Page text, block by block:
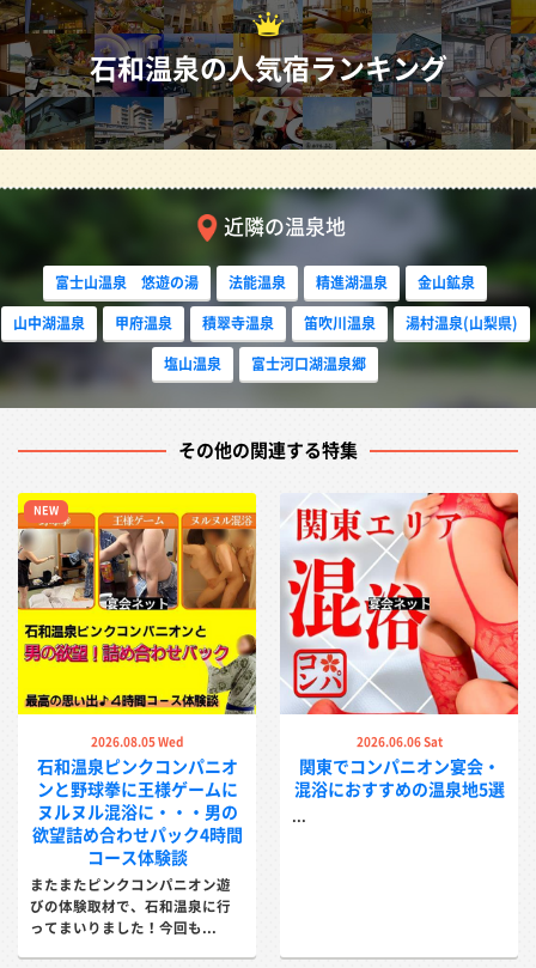
圧倒的人気のスーパーコンパニオン
スーパーコンパニオン対応旅館3選
萌え萌えキュンキュン♥コスチームコンパニオン
コスチュームコンパニオン対応旅館2選
ノーマルコンパニオン人気旅館3選
石和温泉発の王道の立寄り先
石和温泉への交通アクセス
石和温泉のコンパプラン一覧を見る
コンパニオンなしでは語れない石和温
泉
石和温泉で対応するコンパニオンの種類は、スーパーコン
パニオンとコスチュームコンパニオンとノーマルコンパニ
オンの三種類です。この石和温泉は首都圏のお客様から人
気のエリアで、その中でもスーパーコンパニオンのプラン
が一番の人気を集めています。
石和温泉のスーパーコンパニオンは、全国的に見て若い子
の比率が高い傾向にあります。サービスも抜群で、首都圏
に比較的近いこともあり、質のいい女の子を確保しやすい
と言う利点があります。
コンパニオンでよくある失敗
石和温泉の人気宿ランキング
近隣の温泉地
富士山温泉 悠遊の湯 法能温泉 精進湖温泉
金山鉱泉
山中湖温泉
甲府温泉 積翠寺温泉 笛吹川温泉
湯村温泉(山梨県)
塩山温泉
富士河口湖温泉郷
その他の関連する特集
NEW
2026.08.05 Wed
石和温泉ピンクコンパニオ
ンと野球拳に王様ゲームに
ヌルヌル混浴に・・・男の
欲望詰め合わせパック4時間
コース体験談
またまたピンクコンパニオン遊
びの体験取材で、石和温泉に行
ってまいりました！今回も...
2026.06.06 Sat
関東でコンパニオン宴会・
混浴におすすめの温泉地5選
...